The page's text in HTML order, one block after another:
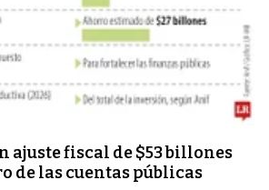
ajuste fiscal de $53 billones
de las cuentas públicas